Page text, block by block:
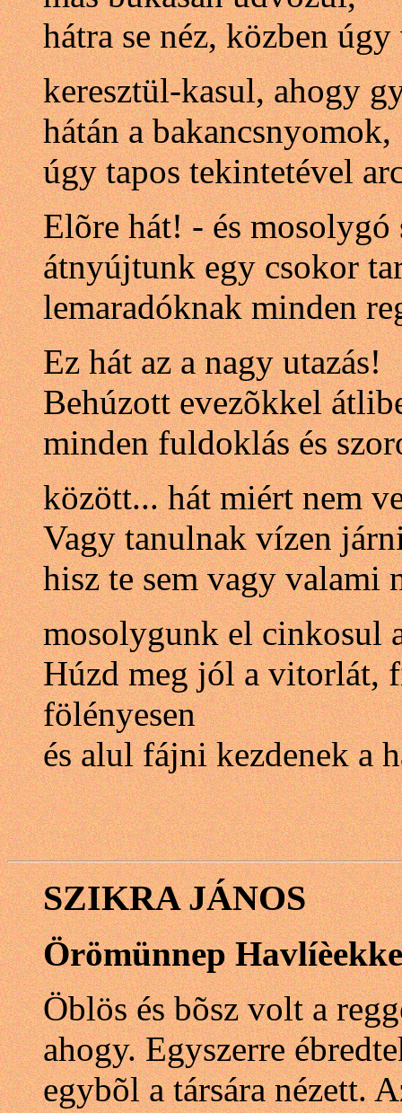
hátra se néz, közben
keresztül-kasul, ahogy
hátán a bakancsnyomok,
úgy tapos tekintetével
Elõre hát! - és mosolygó
átnyújtunk egy csokor
lemaradóknak minden
Ez hát az a nagy utazás!
Behúzott evezõkkel
minden fuldoklás és
között... hát miért nem
Vagy tanulnak vízen
hisz te sem vagy valami
mosolygunk el cinkosul
Húzd meg jól a vitorlát,
fölényesen
és alul fájni kezdenek a
SZIKRA JÁNOS
Örömünnep
Öblös és bõsz volt a
ahogy. Egyszerre
egybõl a társára nézett.